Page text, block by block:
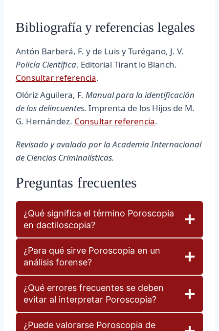
Bibliografía y referencias legales
Antón Barberá, F. y de Luis y Turégano, J. V.
Policía Científica. Editorial Tirant lo Blanch.
Consultar referencia.
Olóriz Aguilera, F. Manual para la identificación
de los delincuentes. Imprenta de los Hijos de M.
G. Hernández. Consultar referencia.
Revisado y avalado por la Academia Internacional
de Ciencias Criminalísticas.
Preguntas frecuentes
¿Qué significa el término Poroscopia
en dactiloscopia?
¿Para qué sirve Poroscopia en un
análisis forense?
¿Qué errores frecuentes se deben
evitar al interpretar Poroscopia?
¿Puede valorarse Poroscopia de